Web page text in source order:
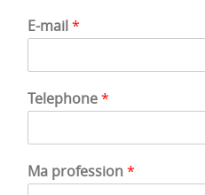
E-mail*
Telephone*
Ma profession*